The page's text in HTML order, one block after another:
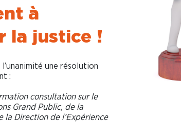
à
la justice !
une résolution
:
consultation sur le
Grand Public, de la
la Direction de l’Expérience